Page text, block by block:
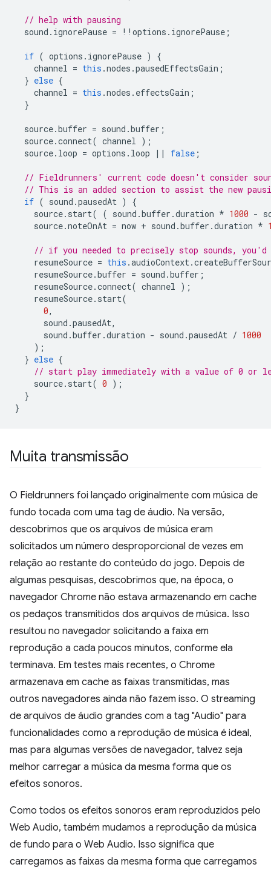
// help with pausing
sound . ignorePause = !! options . ignorePause ;
if ( options . ignorePause )
{
channel = this .nodes .pausedEffectsGain ;
} else {
channel = this .nodes . effectsGain ;
}
source.buffer = sound .buffer ;
source.connect( channel );
source. loop = options . loop || false ;
// Fieldrunners' current code doesn't consider
// This is an added section to assist the new
if ( sound .pausedAt )
{
source. start( ( sound .buffer .duration * 1000 -
source.noteOnAt = now + sound .buffer .duration *
// if you needed to precisely stop sounds,
resumeSource = this .audioContext.
resumeSource.buffer = sound .buffer ;
resumeSource.connect( channel );
resumeSource. start(
0,
sound .pausedAt,
sound .buffer .duration - sound .pausedAt / 1000
);
} else {
// start play immediately with a value of 0 or
source. start( 0 );
}
}
Muita transmissão
O Fieldrunners foi lançado originalmente com música de
fundo tocada com uma tag de áudio. Na versão,
descobrimos que os arquivos de música eram
solicitados um número desproporcional de vezes em
relação ao restante do conteúdo do jogo. Depois de
algumas pesquisas, descobrimos que, na época, o
navegador Chrome não estava armazenando em cache
os pedaços transmitidos dos arquivos de música. Isso
resultou no navegador solicitando a faixa em
reprodução a cada poucos minutos, conforme ela
terminava. Em testes mais recentes, o Chrome
armazenava em cache as faixas transmitidas, mas
outros navegadores ainda não fazem isso. O streaming
de arquivos de áudio grandes com a tag "Audio" para
funcionalidades como a reprodução de música é ideal,
mas para algumas versões de navegador, talvez seja
melhor carregar a música da mesma forma que os
efeitos sonoros.
Como todos os efeitos sonoros eram reproduzidos pelo
Web Audio, também mudamos a reprodução da música
de fundo para o Web Audio. Isso significa que
carregamos as faixas da mesma forma que carregamos